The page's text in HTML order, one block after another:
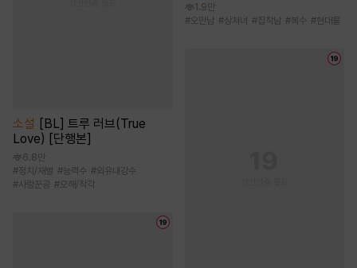
소설 [BL] 트루 러브(True
Love) [단행본]
6.8만
#정치/재벌 #능력수 #외유내강수
#사랑꾼공 #오해/착각
1.9만
#오만남 #상처녀 #집착남 #복수 #현대물